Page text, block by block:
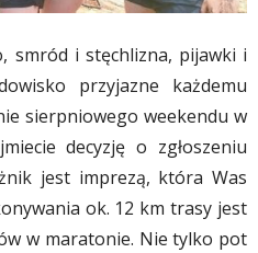
smród i stęchlizna, pijawki i
przyjazne każdemu
sierpniowego weekendu w
decyzję o zgłoszeniu
jest imprezą, która Was
ok. 12 km trasy jest
w maratonie. Nie tylko pot